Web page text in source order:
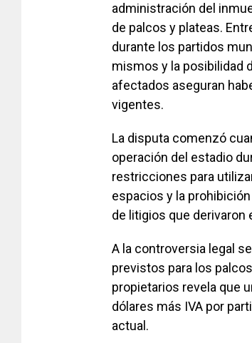
administración del
de palcos y plateas.
durante los partidos
mismos y la posibilidad
afectados aseguran
vigentes.
La disputa comenzó
operación del estadio
restricciones para
espacios y la
de litigios que derivaron
A la controversia legal
previstos para los
propietarios revela que
dólares más IVA por
actual.